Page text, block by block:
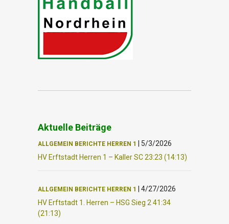
Aktuelle Beiträge
ALLGEMEIN BERICHTE HERREN 1
5/3/2026
HV Erftstadt Herren 1 – Kaller SC 23:23 (14:13)
ALLGEMEIN BERICHTE HERREN 1
4/27/2026
HV Erftstadt 1. Herren – HSG Sieg 2 41:34
(21:13)